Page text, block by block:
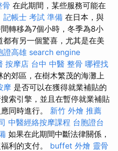
骨 在此期間，某些服務可能在
記帳士 考試 準備 在日本，與
轉移為7個小時，冬季為8小
有另一個驚喜，尤其是在美
證高雄 search engine
按摩店 台中 中醫 整骨 哪裡找
的郊區，在樹木繁茂的海灘上
摩 是否可以在獲得就業補貼的
索引擎，並且在暫停就業補貼
同時進行。 新竹 外燴 推薦
中醫經絡按摩課程 台胞證台
如果在此期間中斷法律關係，
利的支付。 buffet 外燴 靈骨